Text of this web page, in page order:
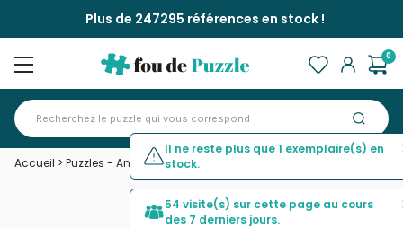
Plus de 247295 références en stock !
0
Accueil > Puzzles - Animaux de la ferme
Il ne reste plus que 1 exemplaire(s) en
stock.
54 visite(s) sur cette page au cours
des 7 derniers jours.